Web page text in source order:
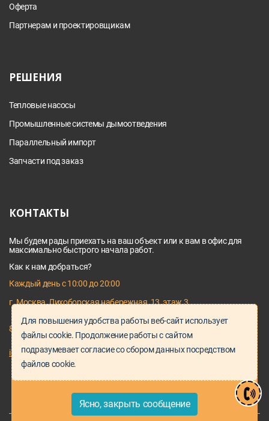
Оферта
Партнерам и проектировщикам
РЕШЕНИЯ
Тепловые насосы
Промышленные системы дымоотведения
Параллельный импорт
Запчасти под заказ
КОНТАКТЫ
Мы будем рады приехать на ваш объект или к вам в офис для
максимально быстрого начала работ.
Как к нам добраться?
Каждый день с 10:00 до 20:00
г. Москва, Лихоборская набережная, 13, этаж 3
8 495 128 03 64
info@proservice-klimat.ru
Для повышения удобства работы веб-сайт использует
файлы cookie. Продолжение работы с сайтом
подразумевает согласие со сбором данных посредством
файлов cookie.
Ясно, закрыть сообщение